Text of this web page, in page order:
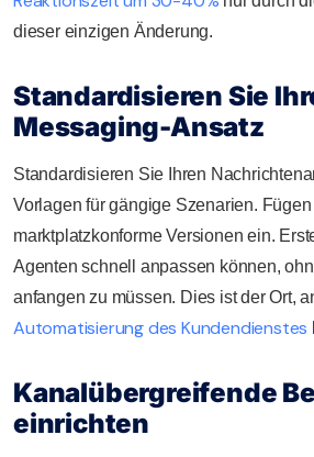
dieser einzigen Änderung.
Standardisieren Sie
Messaging-Ansatz
Standardisieren Sie Ihren
Vorlagen für gängige Szenarien.
marktplatzkonforme Versionen ein.
Agenten schnell anpassen können,
anfangen zu müssen. Dies ist der Ort,
Automatisierung des Kundendienstes
Kanalübergreifende
einrichten